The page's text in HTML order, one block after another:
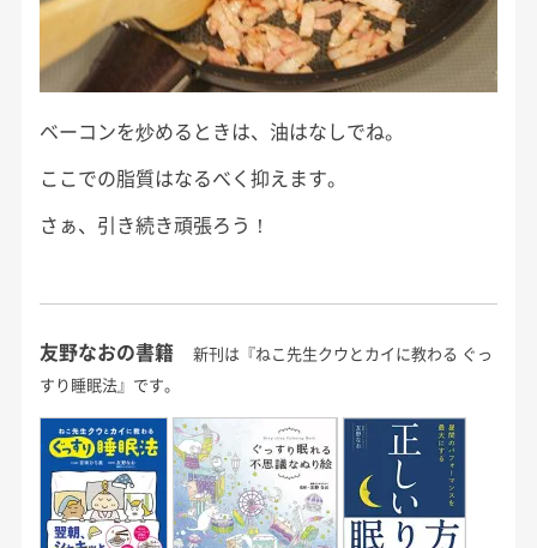
ベーコンを炒めるときは、油はなしでね。
ここでの脂質はなるべく抑えます。
さぁ、引き続き頑張ろう！
友野なおの書籍
新刊は『ねこ先生クウとカイに教わる ぐっ
すり睡眠法』です。